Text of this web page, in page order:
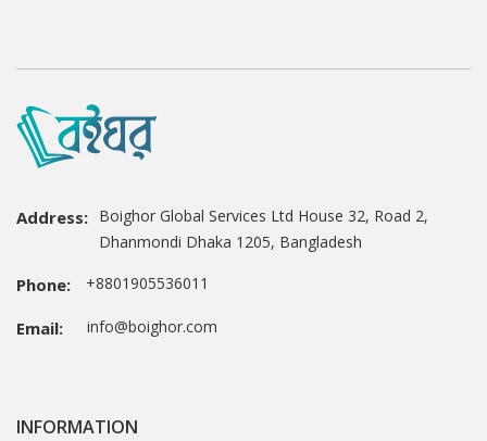
Address: Boighor Global Services Ltd House 32, Road 2,
Dhanmondi Dhaka 1205, Bangladesh
Phone: +8801905536011
Email: info@boighor.com
INFORMATION